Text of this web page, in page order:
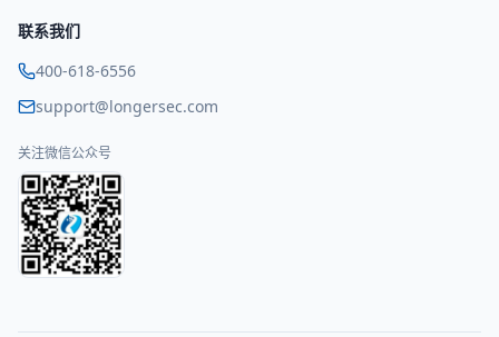
联系我们
400-618-6556
support@longersec.com
关注微信公众号